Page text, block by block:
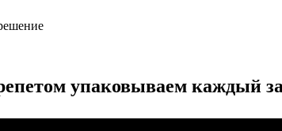
упаковываем каждый